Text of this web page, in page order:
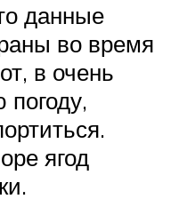
данные
во время
в очень
ягод